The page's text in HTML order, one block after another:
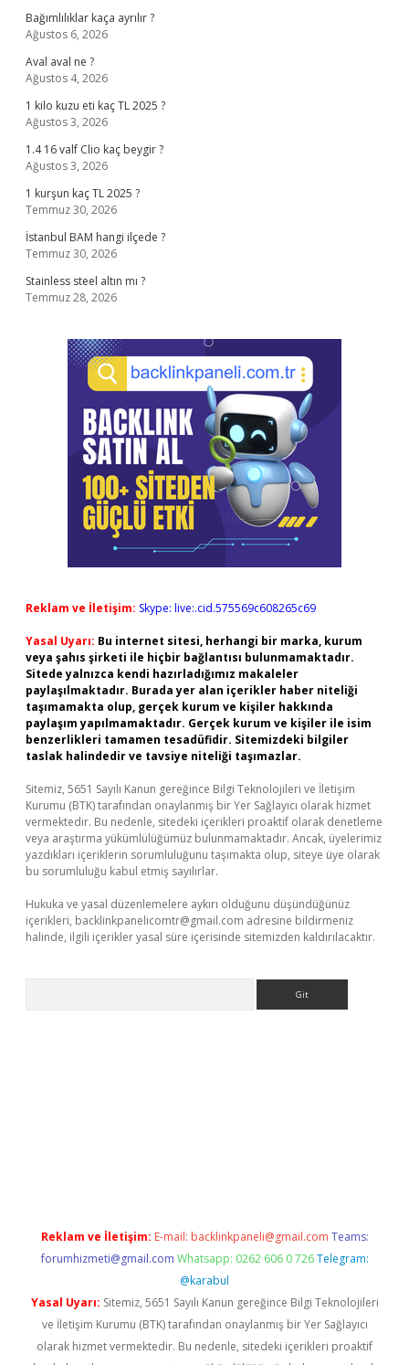
Bağımlılıklar kaça ayrılır ?
Ağustos 6, 2026
Aval aval ne ?
Ağustos 4, 2026
1 kilo kuzu eti kaç TL 2025 ?
Ağustos 3, 2026
1.4 16 valf Clio kaç beygir ?
Ağustos 3, 2026
1 kurşun kaç TL 2025 ?
Temmuz 30, 2026
İstanbul BAM hangi ilçede ?
Temmuz 30, 2026
Stainless steel altın mı ?
Temmuz 28, 2026
Reklam ve İletişim: Skype: live:.cid.575569c608265c69
Yasal Uyarı: Bu internet sitesi, herhangi bir marka, kurum
veya şahıs şirketi ile hiçbir bağlantısı bulunmamaktadır.
Sitede yalnızca kendi hazırladığımız makaleler
paylaşılmaktadır. Burada yer alan içerikler haber niteliği
taşımamakta olup, gerçek kurum ve kişiler hakkında
paylaşım yapılmamaktadır. Gerçek kurum ve kişiler ile isim
benzerlikleri tamamen tesadüfidir. Sitemizdeki bilgiler
taslak halindedir ve tavsiye niteliği taşımazlar.
Sitemiz, 5651 Sayılı Kanun gereğince Bilgi Teknolojileri ve İletişim
Kurumu (BTK) tarafından onaylanmış bir Yer Sağlayıcı olarak hizmet
vermektedir. Bu nedenle, sitedeki içerikleri proaktif olarak denetleme
veya araştırma yükümlülüğümüz bulunmamaktadır. Ancak, üyelerimiz
yazdıkları içeriklerin sorumluluğunu taşımakta olup, siteye üye olarak
bu sorumluluğu kabul etmiş sayılırlar.
Hukuka ve yasal düzenlemelere aykırı olduğunu düşündüğünüz
içerikleri, backlinkpanelicomtr@gmail.com adresine bildirmeniz
halinde, ilgili içerikler yasal süre içerisinde sitemizden kaldırılacaktır.
Reklam ve İletişim: E-mail: backlinkpaneli@gmail.com Teams:
forumhizmeti@gmail.com Whatsapp: 0262 606 0 726 Telegram:
@karabul
Yasal Uyarı: Sitemiz, 5651 Sayılı Kanun gereğince Bilgi Teknolojileri
ve İletişim Kurumu (BTK) tarafından onaylanmış bir Yer Sağlayıcı
olarak hizmet vermektedir. Bu nedenle, sitedeki içerikleri proaktif